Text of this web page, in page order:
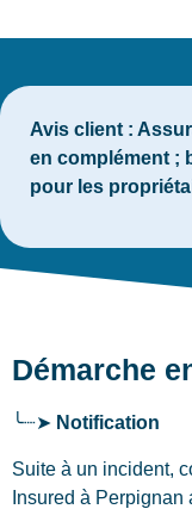
Avis client :
en complément ;
pour les
Démarche
╰┈➤ Notification
Suite à un incident,
Insured à Perpignan